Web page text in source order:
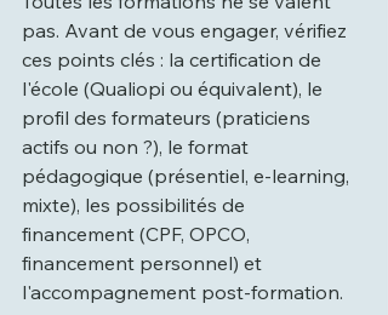
pas. Avant de vous engager, vérifiez
ces points clés : la certification de
l'école (Qualiopi ou équivalent), le
profil des formateurs (praticiens
actifs ou non ?), le format
pédagogique (présentiel, e-learning,
mixte), les possibilités de
financement (CPF, OPCO,
financement personnel) et
l'accompagnement post-formation.